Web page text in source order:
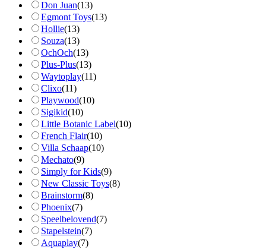
Don Juan(13)
Egmont Toys(13)
Hollie(13)
Souza(13)
OchOch(13)
Plus-Plus(13)
Waytoplay(11)
Clixo(11)
Playwood(10)
Sigikid(10)
Little Botanic Label(10)
French Flair(10)
Villa Schaap(10)
Mechato(9)
Simply for Kids(9)
New Classic Toys(8)
Brainstorm(8)
Phoenix(7)
Speelbelovend(7)
Stapelstein(7)
Aquaplay(7)